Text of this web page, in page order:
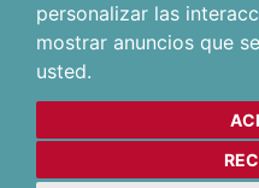
personalizar las
mostrar anuncios que
usted.